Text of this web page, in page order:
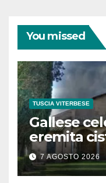
You missed
TUSCIA VITERBESE
Gallese
eremita
secolo
7 AGOSTO 2026